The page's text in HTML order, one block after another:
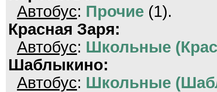
Автобус: Прочие (1).
Красная Заря:
Автобус: Школьные
Шаблыкино:
Автобус: Школьные